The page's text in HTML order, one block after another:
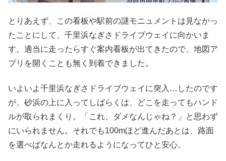
とりあえず、この看板や駅前の謎モニュメントは見なかっ
たことにして、千里浜なぎさドライブウェイに向かいま
す。適当に走ったらすぐ案内看板が出てきたので、地図ア
プリを開くことも無く到着できました。
いよいよ千里浜なぎさドライブウェイに突入…したのです
が、砂浜の上に入ってしばらくは、どこを走ってもハンド
ルが取られまくり。「これ、ダメなんじゃね？」と思わず
にいられません。それでも100mほど進んだあとは、路面
を選べばなんとか走れるようになってひと安心。